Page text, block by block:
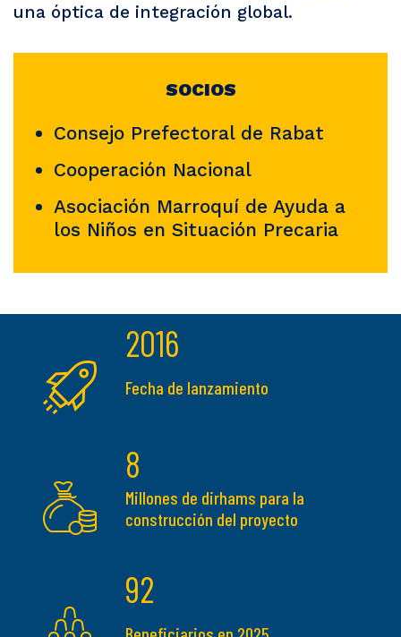
una óptica de integración global.
SOCIOS
Consejo Prefectoral de Rabat
Cooperación Nacional
Asociación Marroquí de Ayuda a
los Niños en Situación Precaria
2016
Fecha de lanzamiento
8
Millones de dirhams para la
construcción del proyecto
92